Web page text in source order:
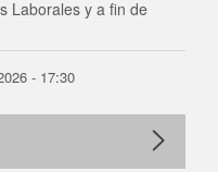
Laborales y a fin de
- 17:30